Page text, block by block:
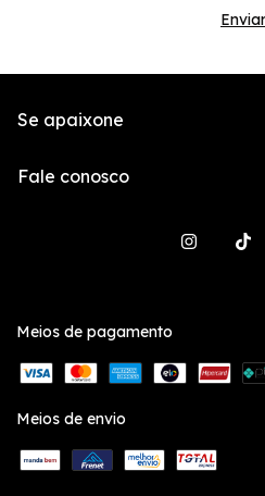
Se apaixone
Fale conosco
Meios de pagamento
Meios de envio